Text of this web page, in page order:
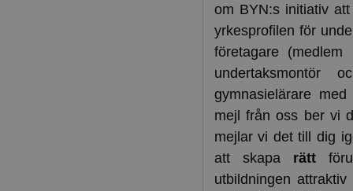
om BYN:s initiativ
yrkesprofilen för
företagare
gymnasielärare
mejl från oss ber vi
mejlar vi det till dig
att skapa rätt
utbildningen